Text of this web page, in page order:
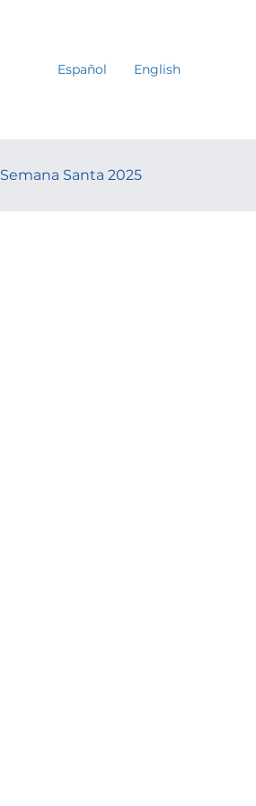
Español English
Semana Santa 2025